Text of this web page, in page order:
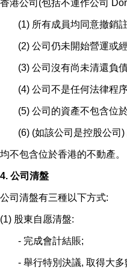
香港公司(包括不運作公司
(1) 所有成員均同意撤銷註
(2) 公司仍未開始營運或
(3) 公司沒有尚未清還負
(4) 公司不是任何法律程
(5) 公司的資產不包含位
(6) (如該公司是控股公司
均不包含位於香港的不動產。
4. 公司清盤
公司清盤有三種以下方式:
(1) 股東自愿清盤:
- 完成會計結賬;
- 舉行特別決議, 取得大